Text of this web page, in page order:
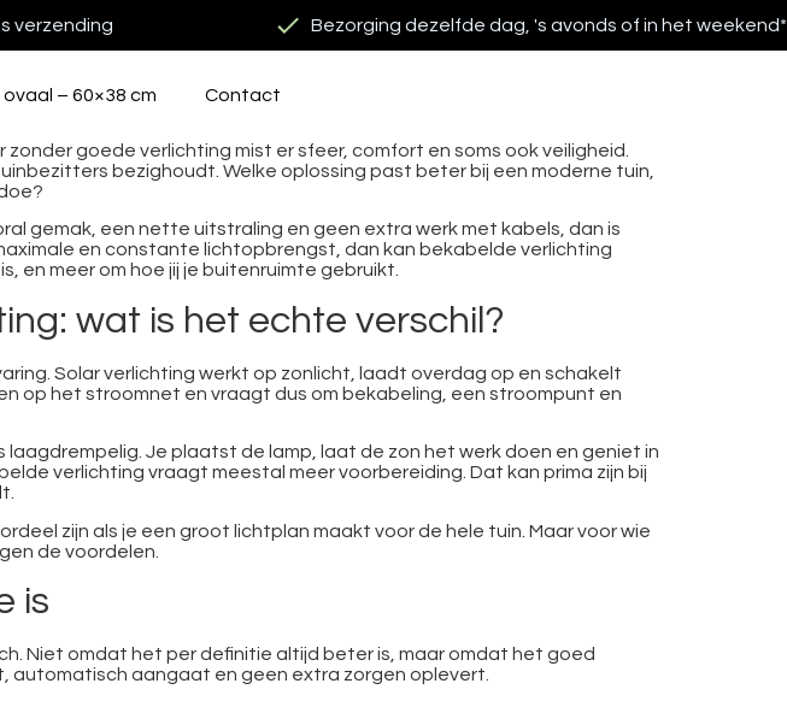
verzending Bezorging dezelfde dag, 's avonds of in het weekend*
– 60×38 cm Contact
goede verlichting mist er sfeer, comfort en soms ook veiligheid.
bezighoudt. Welke oplossing past beter bij een moderne tuin,
gemak, een nette uitstraling en geen extra werk met kabels, dan is
en constante lichtopbrengst, dan kan bekabelde verlichting
en meer om hoe jij je buitenruimte gebruikt.
wat is het echte verschil?
Solar verlichting werkt op zonlicht, laadt overdag op en schakelt
op het stroomnet en vraagt dus om bekabeling, een stroompunt en
Je plaatst de lamp, laat de zon het werk doen en geniet in
verlichting vraagt meestal meer voorbereiding. Dat kan prima zijn bij
zijn als je een groot lichtplan maakt voor de hele tuin. Maar voor wie
de voordelen.
is
Niet omdat het per definitie altijd beter is, maar omdat het goed
automatisch aangaat en geen extra zorgen oplevert.